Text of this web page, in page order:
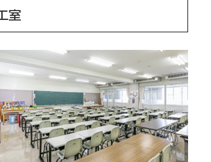
室